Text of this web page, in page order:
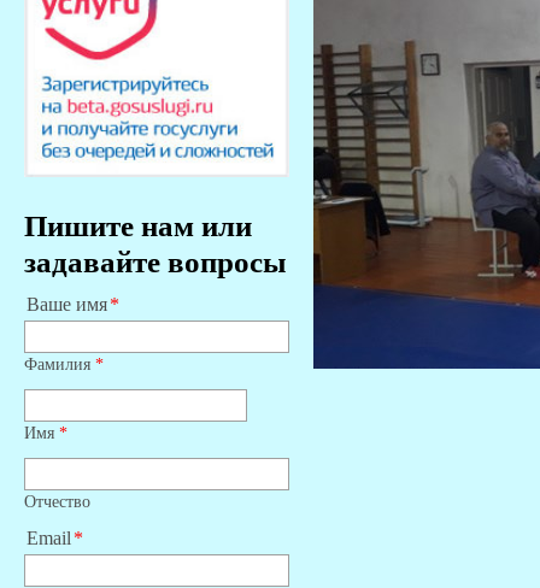
Пишите нам или
задавайте вопросы
Ваше имя
Фамилия *
Имя *
Отчество
Email